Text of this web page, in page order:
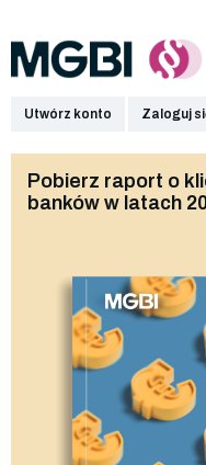
Utwórz konto Zaloguj
Pobierz raport o
banków w latach